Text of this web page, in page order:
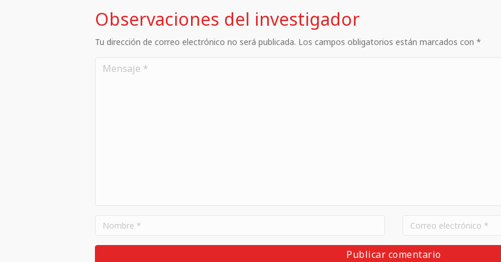
Observaciones del investigador
Tu dirección de correo electrónico no será publicada. Los campos obligatorios están marcados con *